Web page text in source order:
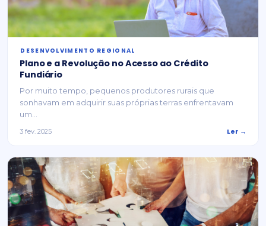
⁠DESENVOLVIMENTO REGIONAL
Plano e a Revolução no Acesso ao Crédito
Fundiário
Por muito tempo, pequenos produtores rurais que
sonhavam em adquirir suas próprias terras enfrentavam
um...
3 fev. 2025 Ler →